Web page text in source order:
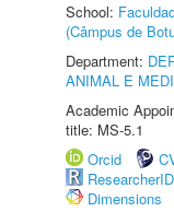
School:
(Câmpus de
Department:
ANIMAL E
Academic
title: MS-5.1
Orcid
ResearcherID
Dimensions